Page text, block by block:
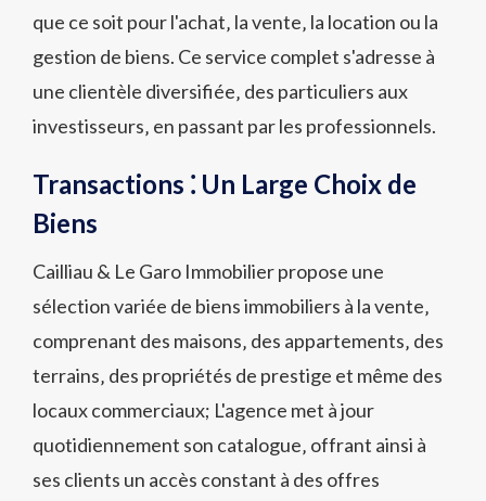
que ce soit pour l'achat‚ la vente‚ la location ou la
gestion de biens. Ce service complet s'adresse à
une clientèle diversifiée‚ des particuliers aux
investisseurs‚ en passant par les professionnels.
Transactions ⁚ Un Large Choix de
Biens
Cailliau & Le Garo Immobilier propose une
sélection variée de biens immobiliers à la vente‚
comprenant des maisons‚ des appartements‚ des
terrains‚ des propriétés de prestige et même des
locaux commerciaux; L'agence met à jour
quotidiennement son catalogue‚ offrant ainsi à
ses clients un accès constant à des offres